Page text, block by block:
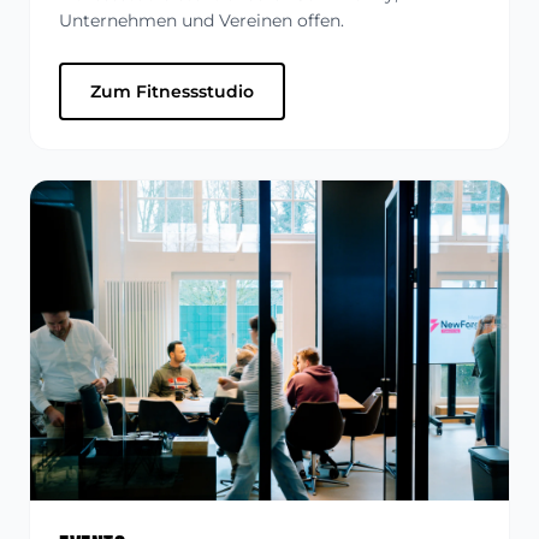
Unternehmen und Vereinen offen.
Zum Fitnessstudio